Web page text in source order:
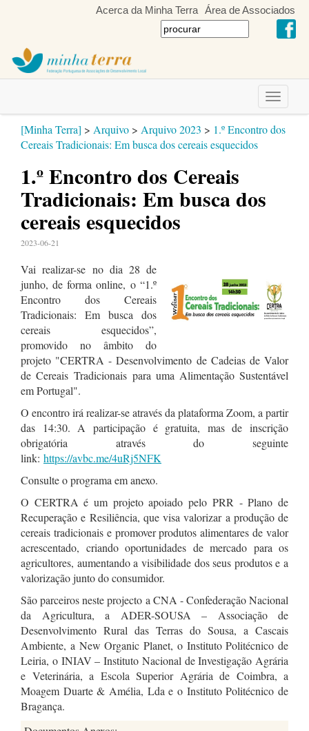
Acerca da Minha Terra Área de Associados
Toggle
[Minha Terra] > Arquivo > Arquivo 2023 > 1.º Encontro dos
Cereais Tradicionais: Em busca dos cereais esquecidos
1.º Encontro dos Cereais
Tradicionais: Em busca dos
cereais esquecidos
2023-06-21
Vai realizar-se no dia 28 de
junho, de forma online, o “1.º
Encontro dos Cereais
Tradicionais: Em busca dos
cereais esquecidos”,
promovido no âmbito do
projeto "CERTRA - Desenvolvimento de Cadeias de Valor
de Cereais Tradicionais para uma Alimentação Sustentável
em Portugal".
O encontro irá realizar-se através da plataforma Zoom, a partir
das 14:30. A participação é gratuita, mas de inscrição
obrigatória através do seguinte
link: https://avbc.me/4uRj5NFK
Consulte o programa em anexo.
O CERTRA é um projeto apoiado pelo PRR - Plano de
Recuperação e Resiliência, que visa valorizar a produção de
cereais tradicionais e promover produtos alimentares de valor
acrescentado, criando oportunidades de mercado para os
agricultores, aumentando a visibilidade dos seus produtos e a
valorização junto do consumidor.
São parceiros neste projecto a CNA - Confederação Nacional
da Agricultura, a ADER-SOUSA – Associação de
Desenvolvimento Rural das Terras do Sousa, a Cascais
Ambiente, a New Organic Planet, o Instituto Politécnico de
Leiria, o INIAV – Instituto Nacional de Investigação Agrária
e Veterinária, a Escola Superior Agrária de Coimbra, a
Moagem Duarte & Amélia, Lda e o Instituto Politécnico de
Bragança.